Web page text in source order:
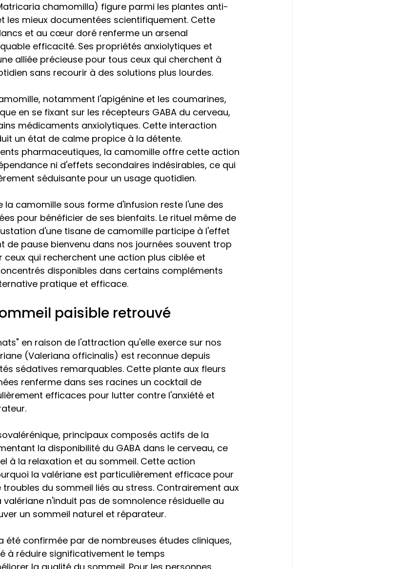
chamomilla) figure parmi les plantes anti-
les mieux documentées scientifiquement. Cette
et au cœur doré renferme un arsenal
efficacité. Ses propriétés anxiolytiques et
alliée précieuse pour tous ceux qui cherchent à
sans recourir à des solutions plus lourdes.
notamment l'apigénine et les coumarines,
en se fixant sur les récepteurs GABA du cerveau,
médicaments anxiolytiques. Cette interaction
un état de calme propice à la détente.
pharmaceutiques, la camomille offre cette action
ni d'effets secondaires indésirables, ce qui
séduisante pour un usage quotidien.
la camomille sous forme d'infusion reste l'une des
pour bénéficier de ses bienfaits. Le rituel même de
d'une tisane de camomille participe à l'effet
de pause bienvenu dans nos journées souvent trop
ceux qui recherchent une action plus ciblée et
disponibles dans certains compléments
pratique et efficace.
paisible retrouvé
en raison de l'attraction qu'elle exerce sur nos
(Valeriana officinalis) est reconnue depuis
sédatives remarquables. Cette plante aux fleurs
renferme dans ses racines un cocktail de
efficaces pour lutter contre l'anxiété et
principaux composés actifs de la
la disponibilité du GABA dans le cerveau, ce
à la relaxation et au sommeil. Cette action
la valériane est particulièrement efficace pour
du sommeil liés au stress. Contrairement aux
n'induit pas de somnolence résiduelle au
un sommeil naturel et réparateur.
été confirmée par de nombreuses études cliniques,
à réduire significativement le temps